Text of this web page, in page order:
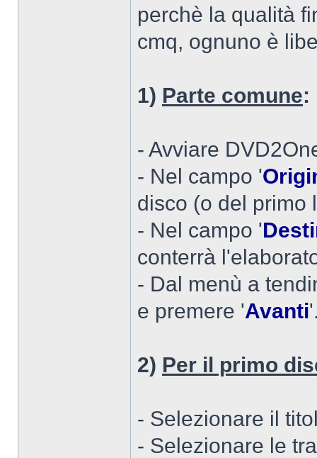
perchè la qualità
cmq, ognuno è
1) Parte comune:
- Avviare
- Nel campo '
disco (o del primo
- Nel campo '
conterrà
- Dal menù a
e premere 'Avanti
2) Per il primo
- Selezionare il
- Selezionare le